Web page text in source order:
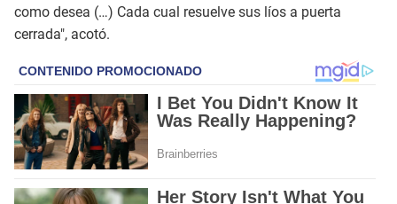
como desea (…) Cada cual resuelve sus líos a puerta
cerrada", acotó.